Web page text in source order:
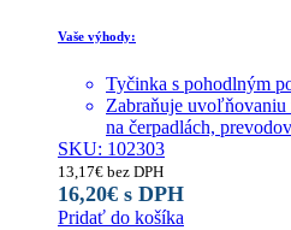
Vaše výhody:
Tyčinka s pohodlným
Zabraňuje uvoľňovaniu
na čerpadlách,
SKU: 102303
13,17€ bez DPH
16,20€ s DPH
Pridať do košíka